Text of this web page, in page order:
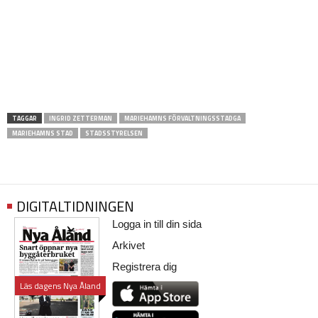
TAGGAR INGRID ZETTERMAN
MARIEHAMNS FÖRVALTNINGSSTADGA
MARIEHAMNS STAD
STADSSTYRELSEN
DIGITALTIDNINGEN
Läs dagens Nya Åland
Logga in till din sida
Arkivet
Registrera dig